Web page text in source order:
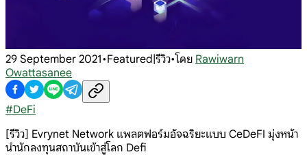
29 September 2021•Featured|รีวิว•โดย Rawiwarn
Owattasanee
#DeFi
[รีวิว] Evrynet Network แพลตฟอร์มอัจฉริยะแบบ CeDeFI มุ่งหน้า
นำนักลงทุนสถาบันเข้าสู่โลก Defi